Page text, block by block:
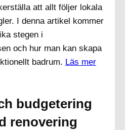
att allt följer lokala
I denna artikel kommer
stegen i
och hur man kan skapa
badrum. Läs mer
budgetering
renovering